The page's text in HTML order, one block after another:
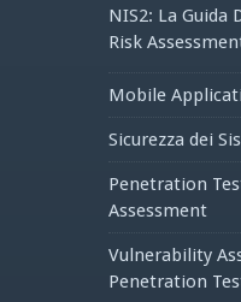
NIS2: La Guida
Risk
Mobile
Sicurezza dei
Penetration
Assessment
Vulnerability
Penetration